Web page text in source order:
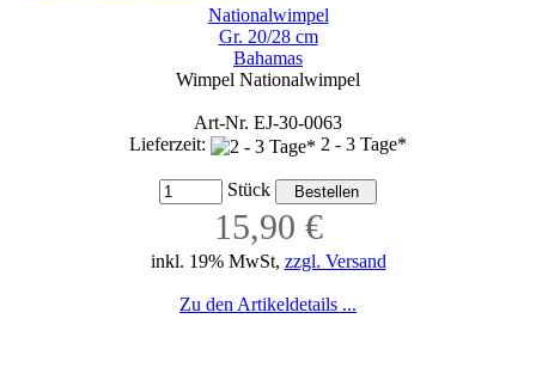
Nationalwimpel
Gr. 20/28 cm
Bahamas
Wimpel Nationalwimpel
Art-Nr. EJ-30-0063
Lieferzeit:
2 - 3 Tage*
Stück
15,90 €
inkl. 19% MwSt, zzgl. Versand
Zu den Artikeldetails ...